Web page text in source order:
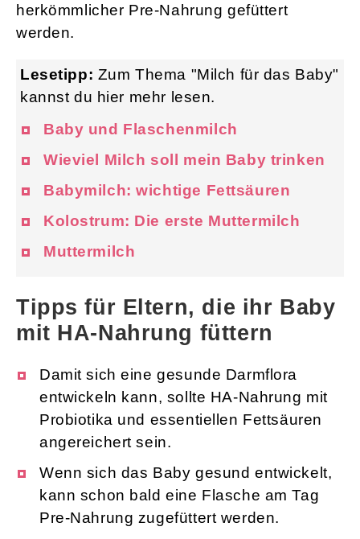
herkömmlicher Pre-Nahrung gefüttert
werden.
Lesetipp: Zum Thema "Milch für das Baby"
kannst du hier mehr lesen.
Baby und Flaschenmilch
Wieviel Milch soll mein Baby trinken
Babymilch: wichtige Fettsäuren
Kolostrum: Die erste Muttermilch
Muttermilch
Tipps für Eltern, die ihr Baby
mit HA-Nahrung füttern
Damit sich eine gesunde Darmflora
entwickeln kann, sollte HA-Nahrung mit
Probiotika und essentiellen Fettsäuren
angereichert sein.
Wenn sich das Baby gesund entwickelt,
kann schon bald eine Flasche am Tag
Pre-Nahrung zugefüttert werden.